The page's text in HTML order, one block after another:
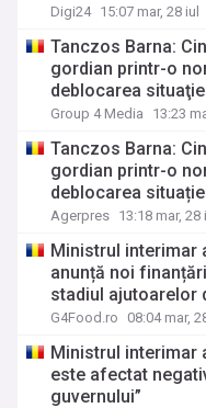
Digi24 15:07 mar, 28 iul
Tanczos Barna:
gordian printr-o
deblocarea
Group 4 Media 13:23
Tanczos Barna:
gordian printr-o
deblocarea
Agerpres 13:18 mar, 28
Ministrul interimar
anunță noi
stadiul ajutoarelor
G4Food.ro 08:04 mar,
Ministrul interimar
este afectat
guvernului”